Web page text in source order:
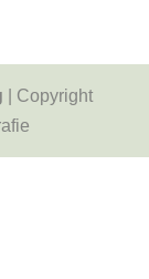
| Copyright